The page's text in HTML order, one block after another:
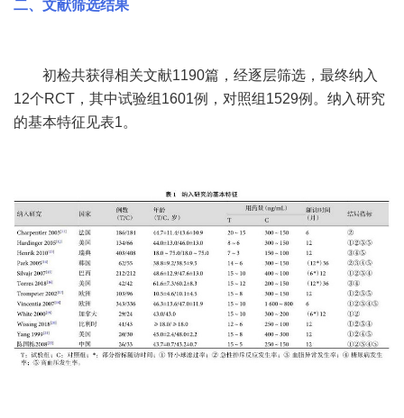
二、文献筛选结果
初检共获得相关文献1190篇，经逐层筛选，最终纳入
12个RCT，其中试验组1601例，对照组1529例。纳入研究
的基本特征见表1。